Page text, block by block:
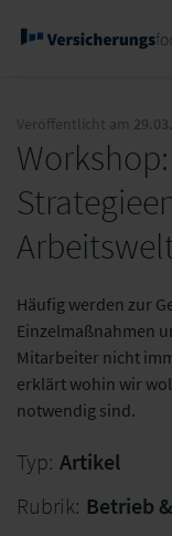
Veröffentlicht am
Häufig werden zur
Einzelmaßnahmen
Mitarbeiter nicht
erklärt wohin wir
notwendig sind.
Typ: Artikel
Rubrik: Betrieb